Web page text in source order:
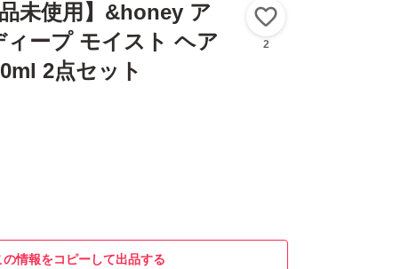
未使用】&honey ア
ィープ モイスト ヘア
2点セット
2
の情報をコピーして出品する